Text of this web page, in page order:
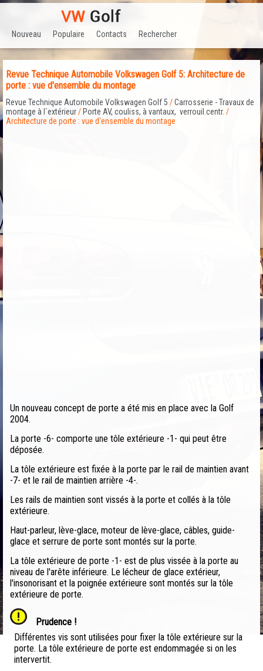
Nouveau Populaire Contacts Rechercher
Revue Technique Automobile Volkswagen Golf 5: Architecture de
porte : vue d'ensemble du montage
Revue Technique Automobile Volkswagen Golf 5 /Carrosserie - Travaux de
montage à l`extérieur/ Porte AV, couliss, à vantaux, verrouil.centr. /
Architecture de porte : vue d'ensemble du montage
Un nouveau concept de porte a été mis en place avec la Golf
2004.
La porte -6- comporte une tôle extérieure -1- qui peut être
déposée.
La tôle extérieure est fixée à la porte par le rail de maintien avant
-7- et le rail de maintien arrière -4-.
Les rails de maintien sont vissés à la porte et collés à la tôle
extérieure.
Haut-parleur, lève-glace, moteur de lève-glace, câbles, guide-
glace et serrure de porte sont montés sur la porte.
La tôle extérieure de porte -1- est de plus vissée à la porte au
niveau de l'arête inférieure. Le lécheur de glace extérieur,
l'insonorisant et la poignée extérieure sont montés sur la tôle
extérieure de porte.
Prudence !
Différentes vis sont utilisées pour fixer la tôle extérieure sur la
porte. La tôle extérieure de porte est endommagée si on les
intervertit.